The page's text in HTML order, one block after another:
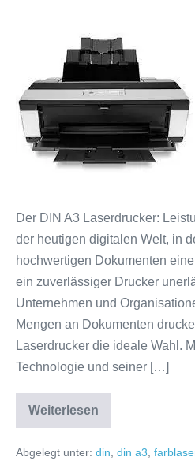
leistungsstarke
A3
Laserdrucker:
Vielseitigkeit
und
einem
Gerät
Der DIN A3 Laserdrucker:
der heutigen digitalen Welt, in
hochwertigen Dokumenten
ein zuverlässiger Drucker
Unternehmen und
Mengen an Dokumenten
Laserdrucker die ideale Wahl.
Technologie und seiner […]
Weiterlesen
Der
leistungsstarke
A3
Abgelegt unter: din din a3